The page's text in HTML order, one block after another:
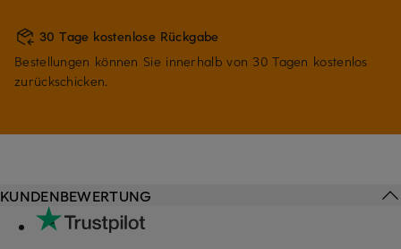
30 Tage kostenlose Rückgabe
Bestellungen können Sie innerhalb von 30 Tagen kostenlos
zurückschicken.
KUNDENBEWERTUNG